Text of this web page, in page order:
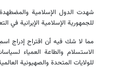
شهدت الدول الإسلامية
للجمهورية الإسلامية الإيرانية
مما لا شك فيه أن اقتراح إدراج
الاستسلام والطاعة العمياء
للولايات المتحدة والصهيونية